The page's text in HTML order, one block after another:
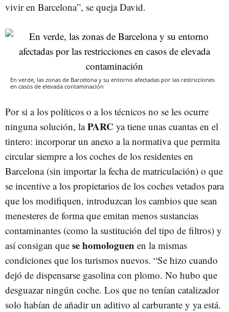
vivir en Barcelona”, se queja David.
En verde, las zonas de Barcelona y su entorno afectadas por las restricciones
en casos de elevada contaminación
Por si a los políticos o a los técnicos no se les ocurre
ninguna solución, laPARC ya tiene unas cuantas en el
tintero: incorporar un anexo a la normativa que permita
circular siempre a los coches de los residentes en
Barcelona (sin importar la fecha de matriculación) o que
se incentive a los propietarios de los coches vetados para
que los modifiquen, introduzcan los cambios que sean
menesteres de forma que emitan menos sustancias
contaminantes (como la sustitución del tipo de filtros) y
así consigan que se homologuen en la mismas
condiciones que los turismos nuevos. “Se hizo cuando
dejó de dispensarse gasolina con plomo. No hubo que
desguazar ningún coche. Los que no tenían catalizador
solo habían de añadir un aditivo al carburante y ya está.